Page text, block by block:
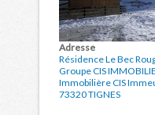
Adresse
Résidence Le Bec
Groupe CIS
Immobilière CIS
73320TIGNES